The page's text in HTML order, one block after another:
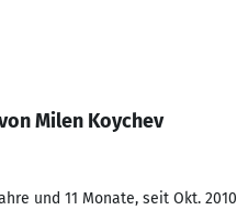
Milen Koychev
und 11 Monate, seit Okt. 2010